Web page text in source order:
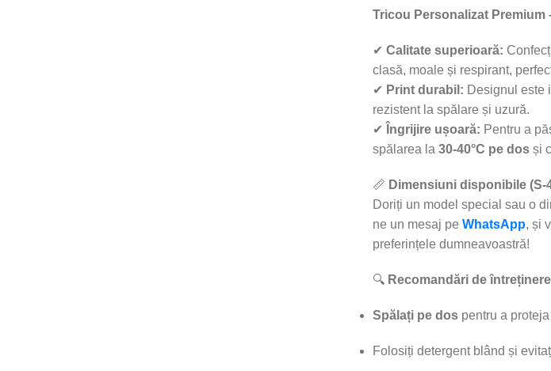
Tricou Personalizat Premium
✔Calitate superioară:
clasă, moale și respirant,
✔ Print durabil: Designul este
rezistent la spălare și uzură.
✔ Îngrijire ușoară: Pentru a
spălarea la30-40°C pe dos și
📏 Dimensiuni disponibile (S-
Doriți un model special sau o
ne un mesaj peWhatsApp, și
preferințele dumneavoastră!
🔍 Recomandări de
Spălați pe dos pentru a
Folosiți detergent blând și